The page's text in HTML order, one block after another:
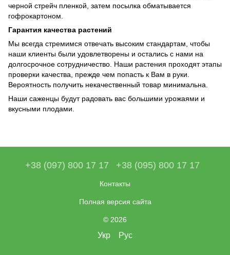
черной стрейч пленкой, затем посылка обматывается
гофрокартоном.
Гарантия качества растений
Мы всегда стремимся отвечать высоким стандартам, чтобы
наши клиенты были удовлетворены и остались с нами на
долгосрочное сотрудничество. Наши растения проходят этапы
проверки качества, прежде чем попасть к Вам в руки.
Вероятность получить некачественный товар минимальна.
Наши саженцы будут радовать вас большими урожаями и
вкусными плодами.
+38 (097) 800 17 17 +38 (095) 800 17 17
Контакты
Полная версия сайта
© 2026
Укр Рус